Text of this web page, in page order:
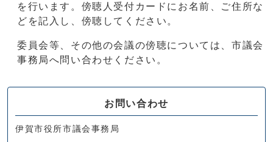
を行います。傍聴人受付カードにお名前、ご住所な
どを記入し、傍聴してください。
委員会等、その他の会議の傍聴については、市議会
事務局へ問い合わせください。
お問い合わせ
伊賀市役所市議会事務局